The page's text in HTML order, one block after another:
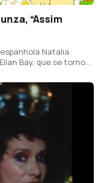
“Assim
Natalia
Bay, que se tornou